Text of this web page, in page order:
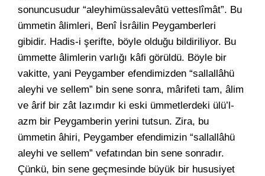
sonuncusudur “aleyhimüssalevâtü vetteslîmât”. Bu
ümmetin âlimleri, Benî İsrâilin Peygamberleri
gibidir. Hadis-i şerifte, böyle olduğu bildiriliyor. Bu
ümmette âlimlerin varlığı kâfi görüldü. Böyle bir
vakitte, yani Peygamber efendimizden “sallallâhü
aleyhi ve sellem” bin sene sonra, mârifeti tam, âlim
ve ârif bir zât lazımdır ki eski ümmetlerdeki ülü’l-
azm bir Peygamberin yerini tutsun. Zira, bu
ümmetin âhiri, Peygamber efendimizin “sallallâhü
aleyhi ve sellem” vefatından bin sene sonradır.
Çünkü, bin sene geçmesinde büyük bir hususiyet